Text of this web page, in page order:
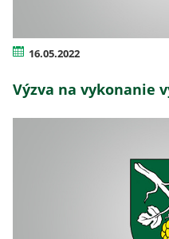
16.05.2022
Výzva na vykonanie